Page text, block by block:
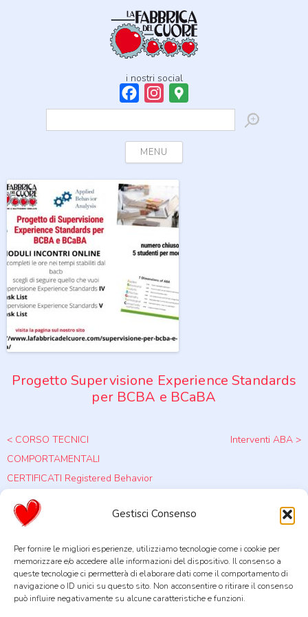
Gestisci Consenso
Per fornire le migliori esperienze, utilizziamo tecnologie come i cookie per
memorizzare e/o accedere alle informazioni del dispositivo. Il consenso a
queste tecnologie ci permetterà di elaborare dati come il comportamento di
navigazione o ID unici su questo sito. Non acconsentire o ritirare il consenso
può influire negativamente su alcune caratteristiche e funzioni.
i nostri social
FacebookInstagram
Maps
Ricerca
MENU
Progetto Supervisione Experience Standards
per BCBA e BCaBA
Post navigation
< CORSO TECNICI
COMPORTAMENTALI
CERTIFICATI Registered Behavior
Technician – RBT – 2nd Ed. Task
List – LAURITO (SA)
Interventi ABA >
La Fabbrica del Cuore STP Società Cooperativa Sociale Tra